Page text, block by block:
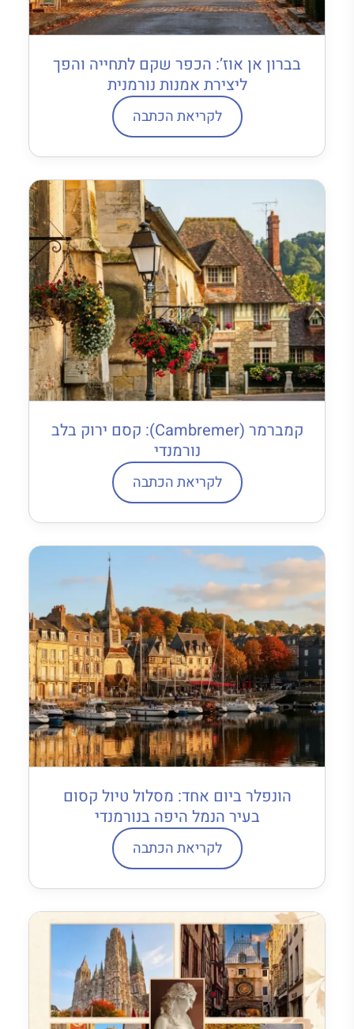
בברון אן אוז’: הכפר שקם לתחייה והפך
ליצירת אמנות נורמנית
לקריאת הכתבה
קמברמר (Cambremer): קסם ירוק בלב
נורמנדי
לקריאת הכתבה
הונפלר ביום אחד: מסלול טיול קסום
בעיר הנמל היפה בנורמנדי
לקריאת הכתבה